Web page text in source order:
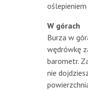
W górach
Burza w
wędrówkę
barometr.
nie